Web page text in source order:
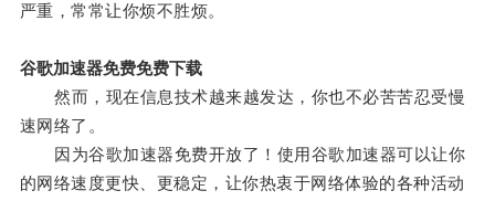
严重，常常让你烦不胜烦。
谷歌加速器免费免费下载
然而，现在信息技术越来越发达，你也不必苦苦忍受慢
速网络了。
因为谷歌加速器免费开放了！使用谷歌加速器可以让你
的网络速度更快、更稳定，让你热衷于网络体验的各种活动